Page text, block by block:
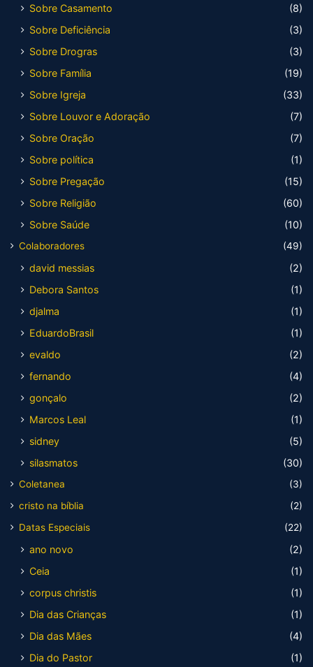
Sobre Casamento
(8)
Sobre Deficiência
(3)
Sobre Drogras
(3)
Sobre Família
(19)
Sobre Igreja
(33)
Sobre Louvor e Adoração
(7)
Sobre Oração
(7)
Sobre política
(1)
Sobre Pregação
(15)
Sobre Religião
(60)
Sobre Saúde
(10)
Colaboradores (49)
david messias
(2)
Debora Santos
(1)
djalma
(1)
EduardoBrasil
(1)
evaldo
(2)
fernando
(4)
gonçalo
(2)
Marcos Leal
(1)
sidney
(5)
silasmatos
(30)
Coletanea
(3)
cristo na bíblia
(2)
Datas Especiais
(22)
ano novo
(2)
Ceia
(1)
corpus christis
(1)
Dia das Crianças
(1)
Dia das Mães
(4)
Dia do Pastor
(1)